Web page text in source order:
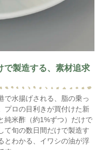
で製造する、素材追求
で水揚げされる、脂の乗っ
プロの目利きが買付けた新
純米酢（約1%ずつ）だけで
て旬の数日間だけで製造す
とわかる、イワシの油が浮